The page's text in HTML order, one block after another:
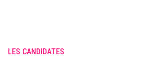
LES CANDIDATES